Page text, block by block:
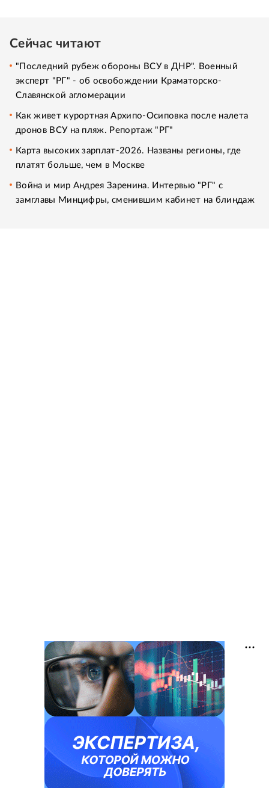
Сейчас читают
"Последний рубеж обороны ВСУ в ДНР". Военный
эксперт "РГ" - об освобождении Краматорско-
Славянской агломерации
Как живет курортная Архипо-Осиповка после налета
дронов ВСУ на пляж. Репортаж "РГ"
Карта высоких зарплат-2026. Названы регионы, где
платят больше, чем в Москве
Война и мир Андрея Заренина. Интервью "РГ" с
замглавы Минцифры, сменившим кабинет на блиндаж